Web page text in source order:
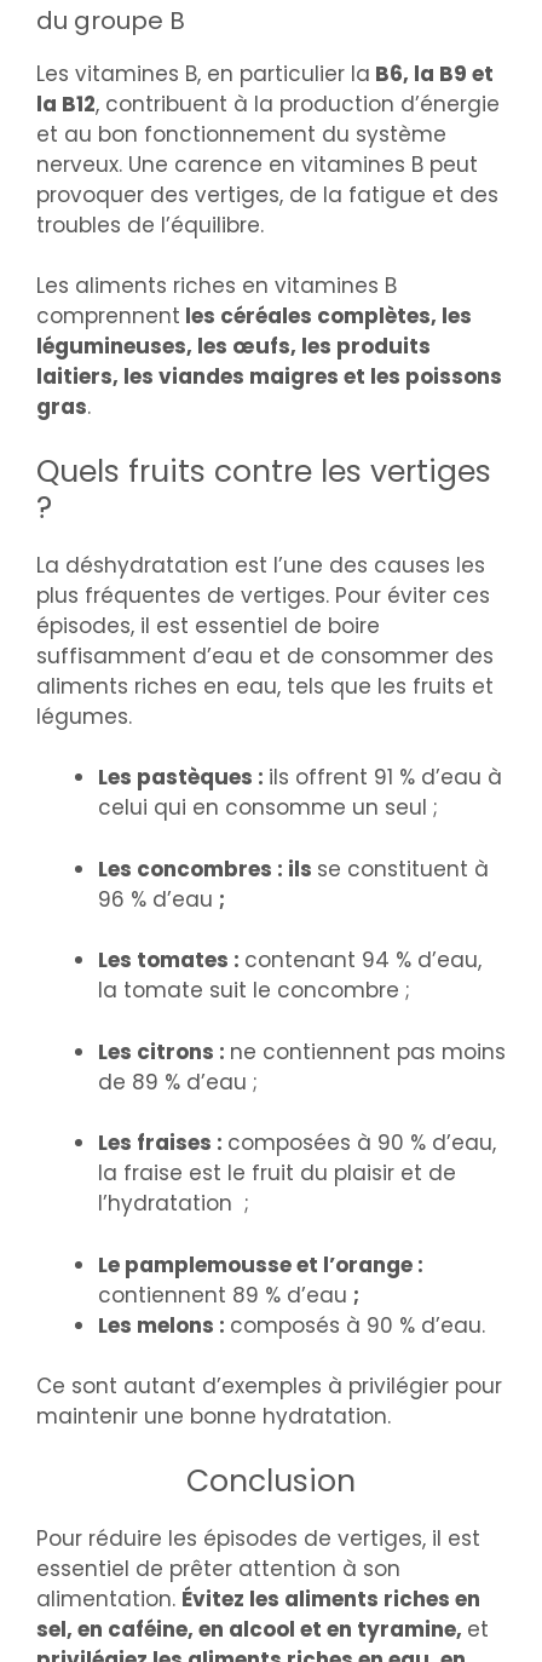
du groupe B
Les vitamines B, en particulier la B6, la B9 et
la B12, contribuent à la production d’énergie
et au bon fonctionnement du système
nerveux. Une carence en vitamines B peut
provoquer des vertiges, de la fatigue et des
troubles de l’équilibre.
Les aliments riches en vitamines B
comprennent les céréales complètes, les
légumineuses, les œufs, les produits
laitiers, les viandes maigres et les poissons
gras.
Quels fruits contre les vertiges
?
La déshydratation est l’une des causes les
plus fréquentes de vertiges. Pour éviter ces
épisodes, il est essentiel de boire
suffisamment d’eau et de consommer des
aliments riches en eau, tels que les fruits et
légumes.
Les pastèques : ils offrent 91 % d’eau à
celui qui en consomme un seul ;
Les concombres : ils se constituent à
96 % d’eau ;
Les tomates : contenant 94 % d’eau,
la tomate suit le concombre ;
Les citrons : ne contiennent pas moins
de 89 % d’eau ;
Les fraises : composées à 90 % d’eau,
la fraise est le fruit du plaisir et de
l’hydratation ;
Le pamplemousse et l’orange :
contiennent 89 % d’eau ;
Les melons : composés à 90 % d’eau.
Ce sont autant d’exemples à privilégier pour
maintenir une bonne hydratation.
Conclusion
Pour réduire les épisodes de vertiges, il est
essentiel de prêter attention à son
alimentation. Évitez les aliments riches en
sel, en caféine, en alcool et en tyramine, et